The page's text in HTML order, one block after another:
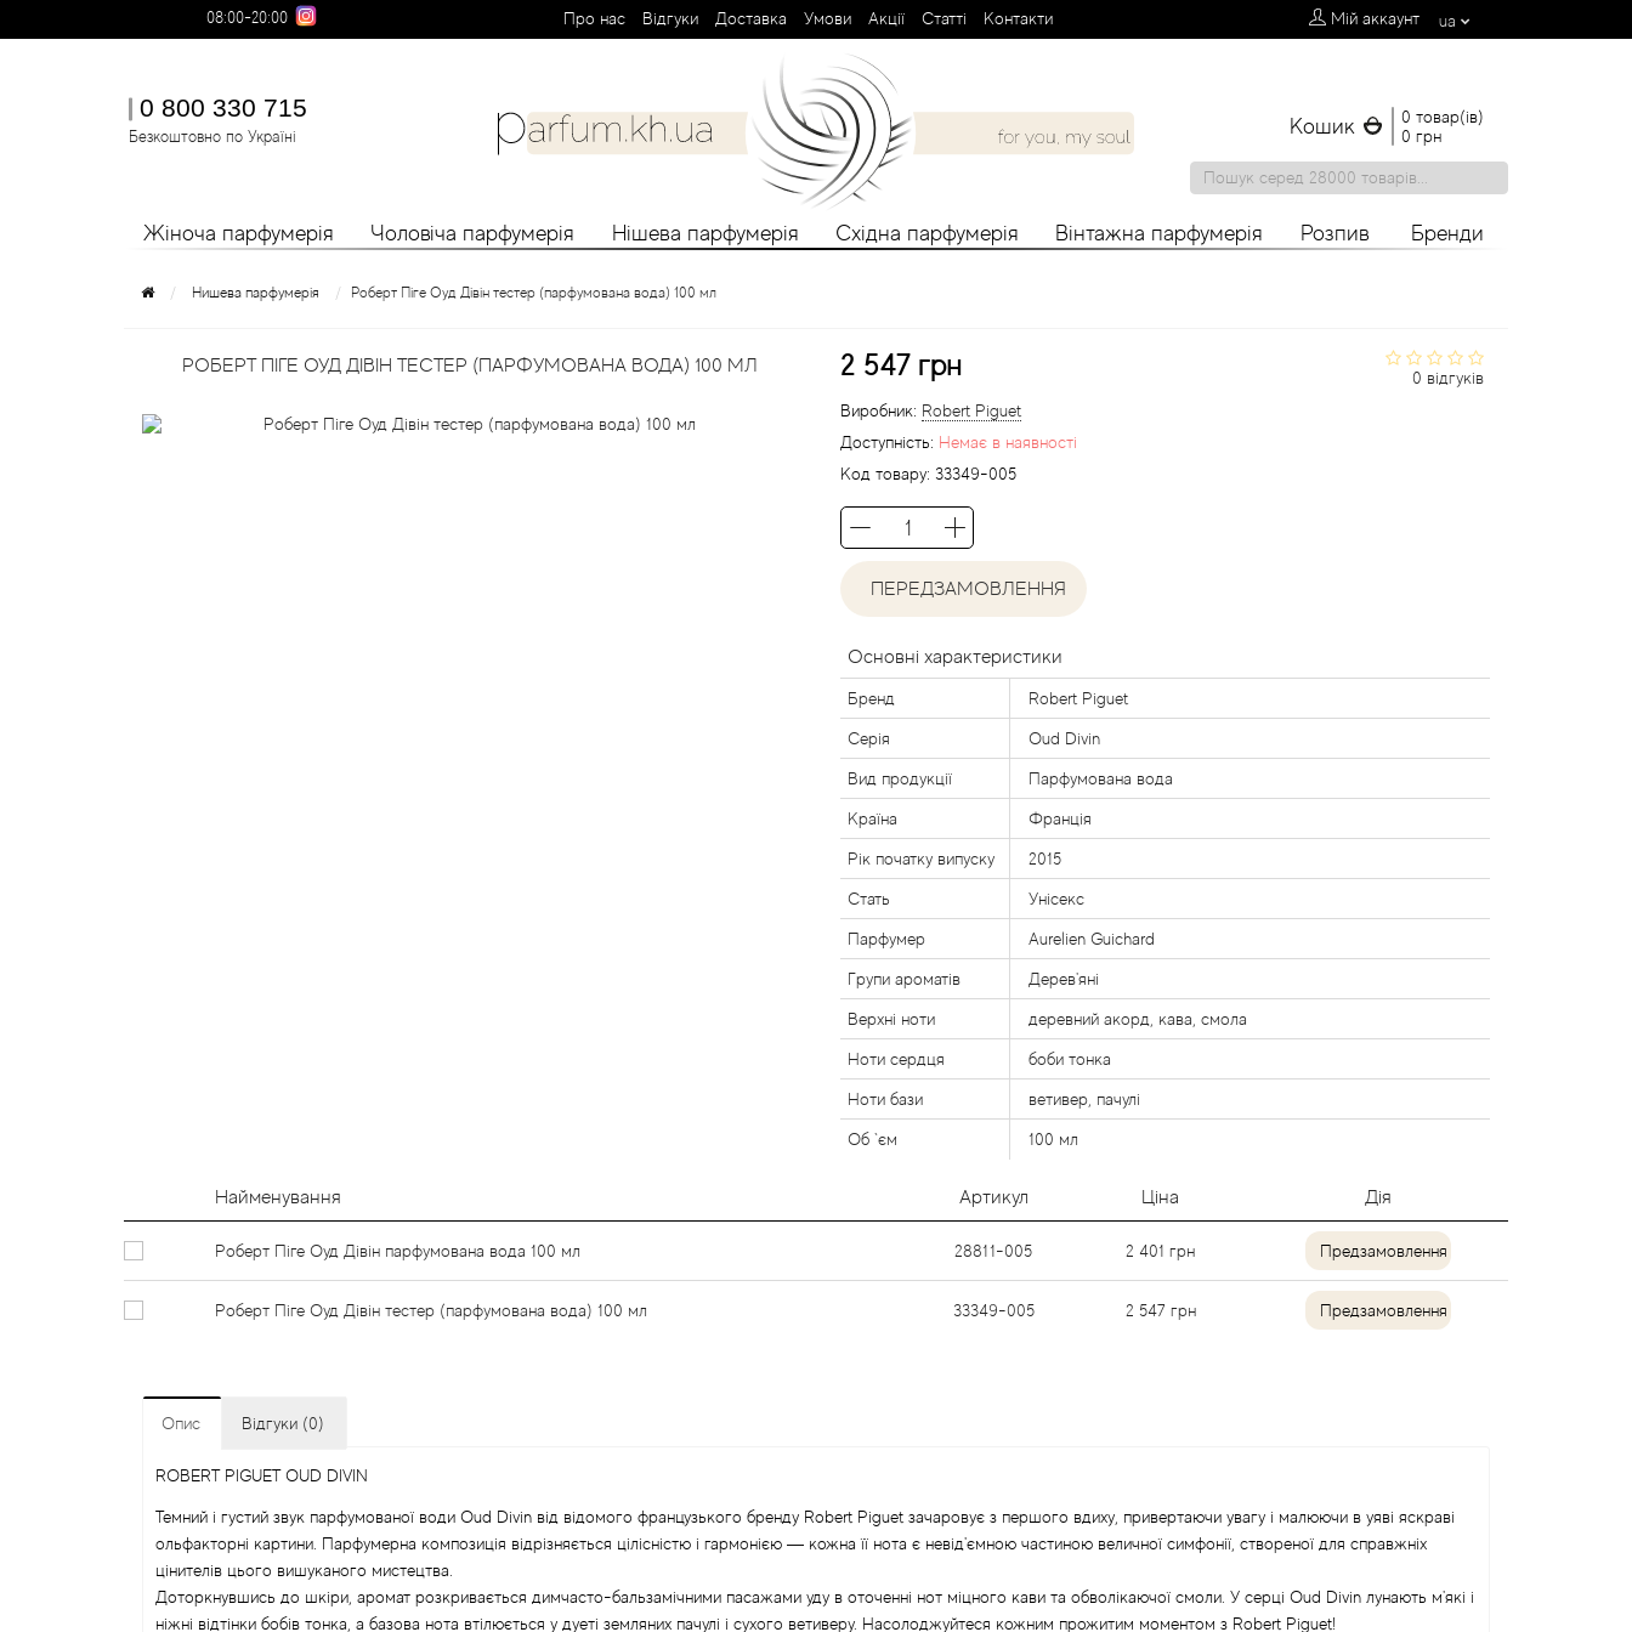
08:00-20:00 Про нас Вiдгуки Доставка Умови Aкції Cтатті Контакти Мій аккаунт ua
0 800 330 715
Безкоштовно по Україні Кошик
0 товар(ів)
0 грн
Жіноча парфумерія Чоловіча парфумерія Нішева парфумерія Східна парфумерія Вінтажна парфумерія Розпив Бренди
Нишева парфумерія Роберт Піге Оуд Дівін тестер (парфумована вода) 100 мл
РОБЕРТ ПІГЕ ОУД ДІВІН ТЕСТЕР (ПАРФУМОВАНА ВОДА) 100 МЛ
0 відгуків
2 547 грн
Виробник: Robert Piguet
Доступність: Немає в наявності
Код товару: 33349-005
ПЕРЕДЗАМОВЛЕННЯ
Основні характеристики
Бренд Robert Piguet
Серія Oud Divin
Вид продукції Парфумована вода
Країна Франція
Рік початку випуску 2015
Стать Унісекс
Парфумер Aurelien Guichard
Групи ароматів Дерев'яні
Верхні ноти деревний акорд, кава, смола
Ноти сердця боби тонка
Ноти бази ветивер, пачулі
Об `єм 100 мл
Найменування Артикул Ціна Дія
Роберт Піге Оуд Дівін парфумована вода 100 мл 28811-005 2 401 грн Предзамовлення
Роберт Піге Оуд Дівін тестер (парфумована вода) 100 мл 33349-005 2 547 грн Предзамовлення
Опис Відгуки (0)
ROBERT PIGUET OUD DIVIN
Темний і густий звук парфумованої води Oud Divin від відомого французького бренду Robert Piguet зачаровує з першого вдиху, привертаючи увагу і малюючи в уяві яскраві
ольфакторні картини. Парфумерна композиція відрізняється цілісністю і гармонією — кожна її нота є невід'ємною частиною величної симфонії, створеної для справжніх
цінителів цього вишуканого мистецтва.
Доторкнувшись до шкіри, аромат розкривається димчасто-бальзамічними пасажами уду в оточенні нот міцного кави та обволікаючої смоли. У серці Oud Divin лунають м'які і
ніжні відтінки бобів тонка, а базова нота втілюється у дуеті земляних пачулі і сухого ветиверу. Насолоджуйтеся кожним прожитим моментом з Robert Piguet!